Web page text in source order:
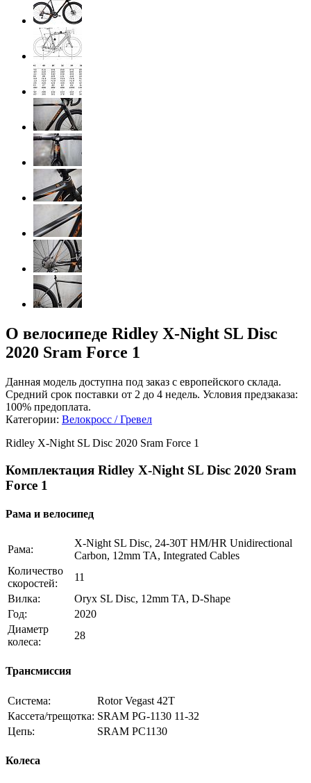
О велосипеде Ridley X-Night SL Disc
2020 Sram Force 1
Данная модель доступна под заказ с европейского склада.
Средний срок поставки от 2 до 4 недель. Условия предзаказа:
100% предоплата.
Категории: Велокросс / Гревел
Ridley X-Night SL Disc 2020 Sram Force 1
Комплектация Ridley X-Night SL Disc 2020 Sram
Force 1
Рама и велосипед
Рама:
X-Night SL Disc, 24-30T HM/HR Unidirectional
Carbon, 12mm TA, Integrated Cables
Количество
скоростей:
11
Вилка:
Oryx SL Disc, 12mm TA, D-Shape
Год:
2020
Диаметр
колеса:
28
Трансмиссия
Система:
Rotor Vegast 42T
Кассета/трещотка: SRAM PG-1130 11-32
Цепь:
SRAM PC1130
Колеса